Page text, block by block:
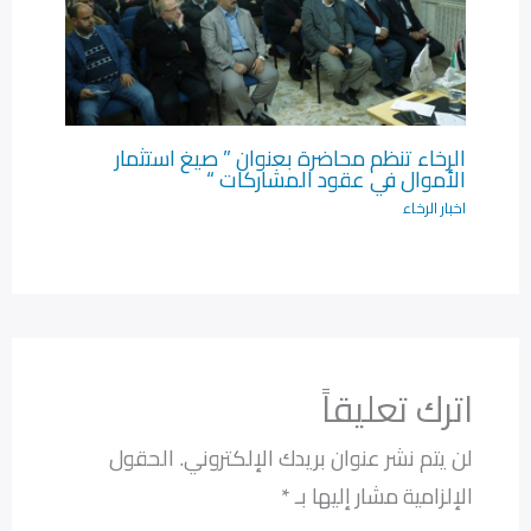
الرخاء تنظم محاضرة بعنوان ” صيغ استثمار
الأموال في عقود المشاركات “
اخبار الرخاء
اترك تعليقاً
لن يتم نشر عنوان بريدك الإلكتروني. الحقول
الإلزامية مشار إليها بـ*